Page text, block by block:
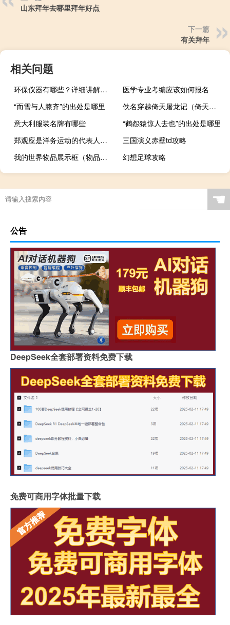
山东拜年去哪里拜年好点
下一篇
有关拜年
相关问题
环保仪器有哪些？详细讲解各类环保仪器的使用方法
医学专业考编应该如何报名
“而雪与人膝齐”的出处是哪里
佚名穿越倚天屠龙记（倚天屠龙记之穿越我是赵敏简介）
意大利服装名牌有哪些
“鹤怨猿惊人去也”的出处是哪里
郑观应是洋务运动的代表人物吗（郑观应）
三国演义赤壁td攻略
我的世界物品展示框（物品展示框）
幻想足球攻略
☚
公告
DeepSeek全套部署资料免费下载
免费可商用字体批量下载